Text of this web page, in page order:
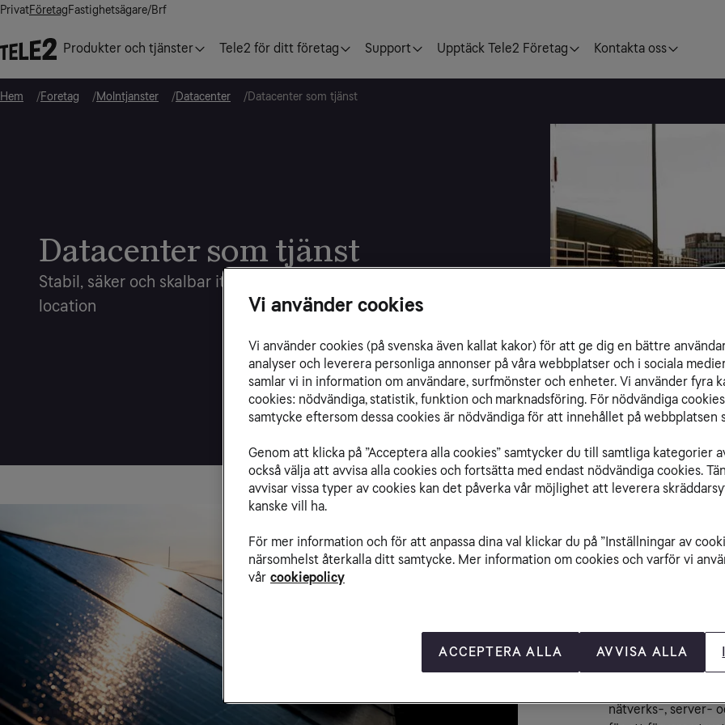
PrivatFöretagFastighetsägare/Brf
Produkter och tjänster Tele2 för ditt företag Support Upptäck Tele2 Företag Kontakta oss
Hem Foretag Molntjanster Datacenter Datacenter som tjänst
Datacenter som tjänst
Stabil, säker och skalbar it-miljö i svenska datacenter med co-
location
En it-
Att drifta ett eget
Med Datacenter
oavsett om ditt
för affärskritiska
krav på prestanda,
Datacenter som
nätverks-, server-
Vi använder cookies
Vi använder cookies (på svenska även kallat kakor) för att ge dig en bättre
analyser och leverera personliga annonser på våra webbplatser och i sociala
samlar vi in information om användare, surfmönster och enheter. Vi använder fyra
cookies: nödvändiga, statistik, funktion och marknadsföring. För nödvändiga
samtycke eftersom dessa cookies är nödvändiga för att innehållet på webbplatsen
Genom att klicka på ”Acceptera alla cookies” samtycker du till samtliga kategorier
också välja att avvisa alla cookies och fortsätta med endast nödvändiga cookies.
avvisar vissa typer av cookies kan det påverka vår möjlighet att leverera
kanske vill ha.
För mer information och för att anpassa dina val klickar du på ”Inställningar av
närsomhelst återkalla ditt samtycke. Mer information om cookies och varför vi
vår cookiepolicy
ACCEPTERA ALLA AVVISA ALLA